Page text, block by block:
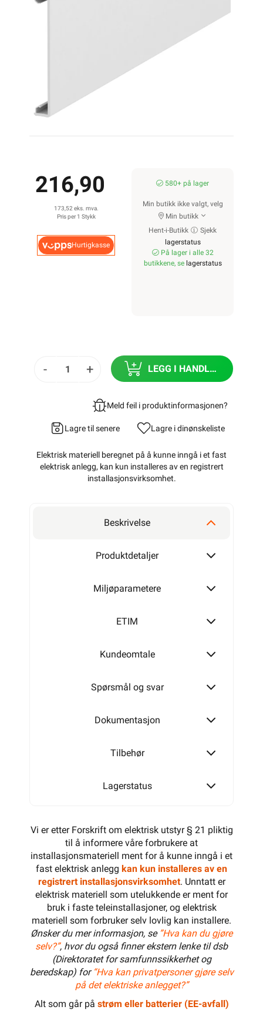
216,90
173,52 eks. mva.
Pris per 1 Stykk
Hurtigkasse
580+ på lager
Min butikk ikke valgt, velg
Min butikk
Hent-i-Butikk
Sjekk
lagerstatus
På lager i alle 32
butikkene, se lagerstatus
- + LEGG I HANDLEKURV
Meld feil i produktinformasjonen?
Lagre til senere Lagre i dinønskeliste
Elektrisk materiell beregnet på å kunne inngå i et fast
elektrisk anlegg, kan kun installeres av en registrert
installasjonsvirksomhet.
Beskrivelse
Produktdetaljer
Miljøparametere
ETIM
Kundeomtale
Spørsmål og svar
Dokumentasjon
Tilbehør
Lagerstatus
Vi er etter Forskrift om elektrisk utstyr § 21 pliktig
til å informere våre forbrukere at
installasjonsmateriell ment for å kunne inngå i et
fast elektrisk anlegg kan kun installeres av en
registrert installasjonsvirksomhet. Unntatt er
elektrisk materiell som utelukkende er ment for
bruk i faste teleinstallasjoner, og elektrisk
materiell som forbruker selv lovlig kan installere.
Ønsker du mer informasjon, se ”Hva kan du gjøre
selv?”, hvor du også finner ekstern lenke til dsb
(Direktoratet for samfunnssikkerhet og
beredskap) for “Hva kan privatpersoner gjøre selv
på det elektriske anlegget?”
Alt som går på strøm eller batterier (EE-avfall)